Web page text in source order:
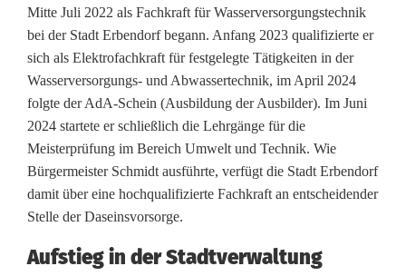
e
u
e
,
W
e
i
t
Mitte Juli 2022 als Fachkraft für Wasserversorgungstechnik
bei der Stadt Erbendorf begann. Anfang 2023 qualifizierte er
sich als Elektrofachkraft für festgelegte Tätigkeiten in der
Wasserversorgungs- und Abwassertechnik, im April 2024
folgte der AdA-Schein (Ausbildung der Ausbilder). Im Juni
2024 startete er schließlich die Lehrgänge für die
Meisterprüfung im Bereich Umwelt und Technik. Wie
Bürgermeister Schmidt ausführte, verfügt die Stadt Erbendorf
damit über eine hochqualifizierte Fachkraft an entscheidender
Stelle der Daseinsvorsorge.
Aufstieg in der Stadtverwaltung